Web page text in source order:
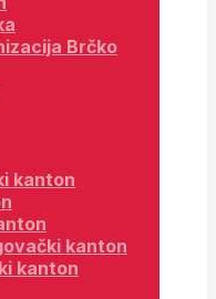
Brčko
kanton
kanton
kanton